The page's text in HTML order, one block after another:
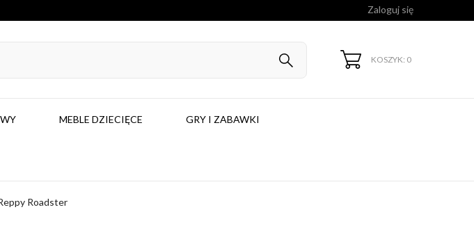
Zaloguj się
KOSZYK: 0
MEBLE DZIECIĘCE GRY I ZABAWKI
Roadster